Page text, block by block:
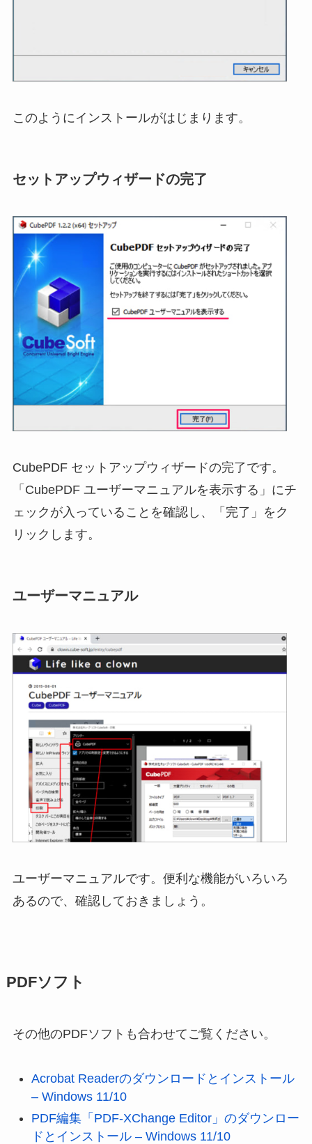
このようにインストールがはじまります。
セットアップウィザードの完了
CubePDF セットアップウィザードの完了です。
「CubePDF ユーザーマニュアルを表示する」にチ
ェックが入っていることを確認し、「完了」をク
リックします。
ユーザーマニュアル
ユーザーマニュアルです。便利な機能がいろいろ
あるので、確認しておきましょう。
PDFソフト
その他のPDFソフトも合わせてご覧ください。
Acrobat Readerのダウンロードとインストール
– Windows 11/10
PDF編集「PDF-XChange Editor」のダウンロー
ドとインストール – Windows 11/10